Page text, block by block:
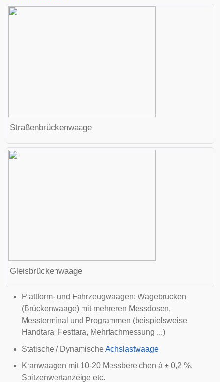
Straßenbrückenwaage
Gleisbrückenwaage
Plattform- und Fahrzeugwaagen: Wägebrücken
(Brückenwaage) mit mehreren Messdosen,
Messterminal und Programmen (beispielsweise
Handtara, Festtara, Mehrfachmessung ...)
Statische / Dynamische Achslastwaage
Kranwaagen mit 10-20 Messbereichen à ± 0,2 %,
Spitzenwertanzeige etc.